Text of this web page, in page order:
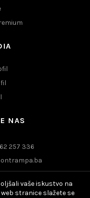
NAS
257 336
vaše iskustvo na
stranice slažete se